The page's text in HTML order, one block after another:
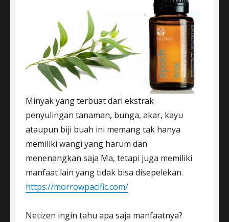
Minyak yang terbuat dari ekstrak
penyulingan tanaman, bunga, akar, kayu
ataupun biji buah ini memang tak hanya
memiliki wangi yang harum dan
menenangkan saja Ma, tetapi juga memiliki
manfaat lain yang tidak bisa disepelekan.
https://morrowpacific.com/
Netizen ingin tahu apa saja manfaatnya?